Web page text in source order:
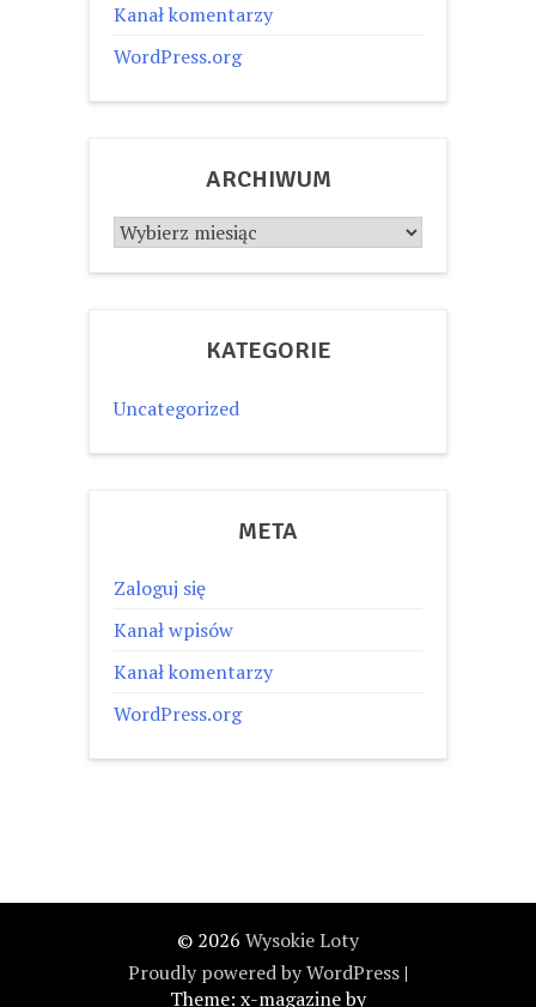
Kanał komentarzy
WordPress.org
ARCHIWUM
Archiwum
KATEGORIE
Uncategorized
META
Zaloguj się
Kanał wpisów
Kanał komentarzy
WordPress.org
© 2026 Wysokie Loty
Proudly powered by WordPress |
Theme: x-magazine by